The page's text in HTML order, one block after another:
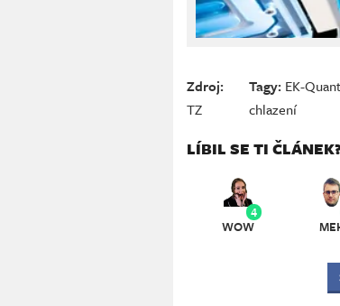
Zdroj:
TZ
Tagy: EK-
chlazení
LÍBIL SE TI
4
WOW